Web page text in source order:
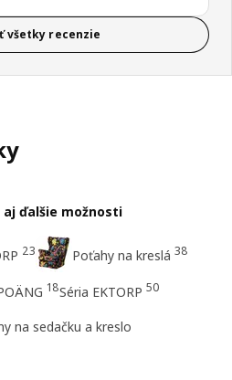
všetky recenzie
ďalšie možnosti
23 Poťahy na kreslá 38
18Séria EKTORP 50
na sedačku a kreslo